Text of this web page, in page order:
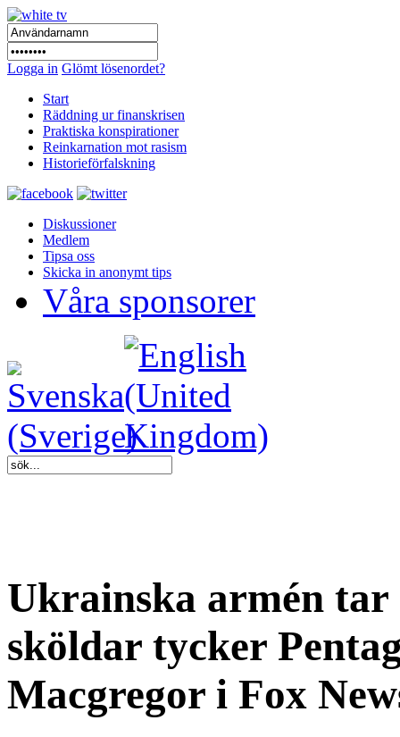
Logga in Glömt lösenordet?
Start
Räddning ur finanskrisen
Praktiska konspirationer
Reinkarnation mot rasism
Historieförfalskning
Diskussioner
Medlem
Tipsa oss
Skicka in anonymt tips
Våra sponsorer
Ukrainska armén tar
sköldar tycker
Macgregor i Fox